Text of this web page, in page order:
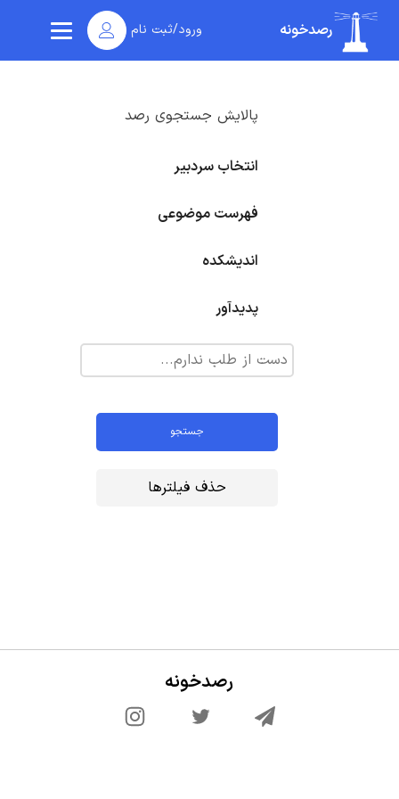
ورود/ثبت نام رصدخونه
پالایش جستجوی رصد
انتخاب سردبیر
فهرست موضوعی
اندیشکده
پدیدآور
رصدخونه